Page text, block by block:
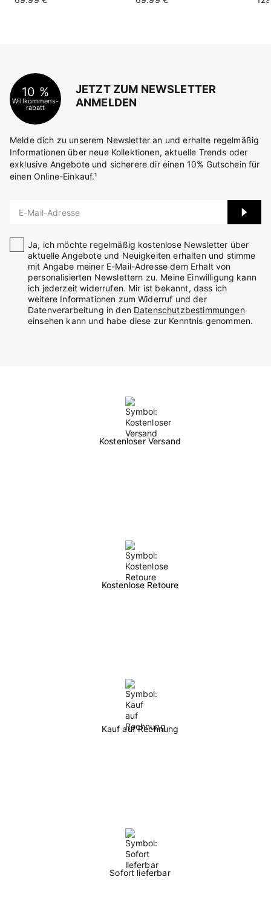
10 %
Willkommens-
rabatt
JETZT ZUM NEWSLETTER
ANMELDEN
Melde dich zu unserem Newsletter an und erhalte regelmäßig
Informationen über neue Kollektionen, aktuelle Trends oder
exklusive Angebote und sicherere dir einen 10% Gutschein für
einen Online-Einkauf.¹
E-Mail-Adresse
Ja, ich möchte regelmäßig kostenlose Newsletter über
aktuelle Angebote und Neuigkeiten erhalten und stimme
mit Angabe meiner E-Mail-Adresse dem Erhalt von
personalisierten Newslettern zu. Meine Einwilligung kann
ich jederzeit widerrufen. Mir ist bekannt, dass ich
weitere Informationen zum Widerruf und der
Datenverarbeitung in den Datenschutzbestimmungen
einsehen kann und habe diese zur Kenntnis genommen.
Kostenloser Versand
Kostenlose Retoure
Kauf auf Rechnung
Sofort lieferbar